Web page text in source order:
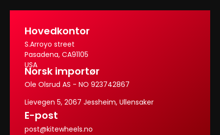
Hovedkontor
S.Arroyo street
Pasadena, CA91105
USA
Norsk importør
Ole Olsrud AS - NO 923742867
Lievegen 5, 2067 Jessheim, Ullensaker
E-post
post@kitewheels.no